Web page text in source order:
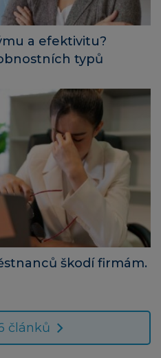
a efektivitu?
typů
škodí firmám.
článků